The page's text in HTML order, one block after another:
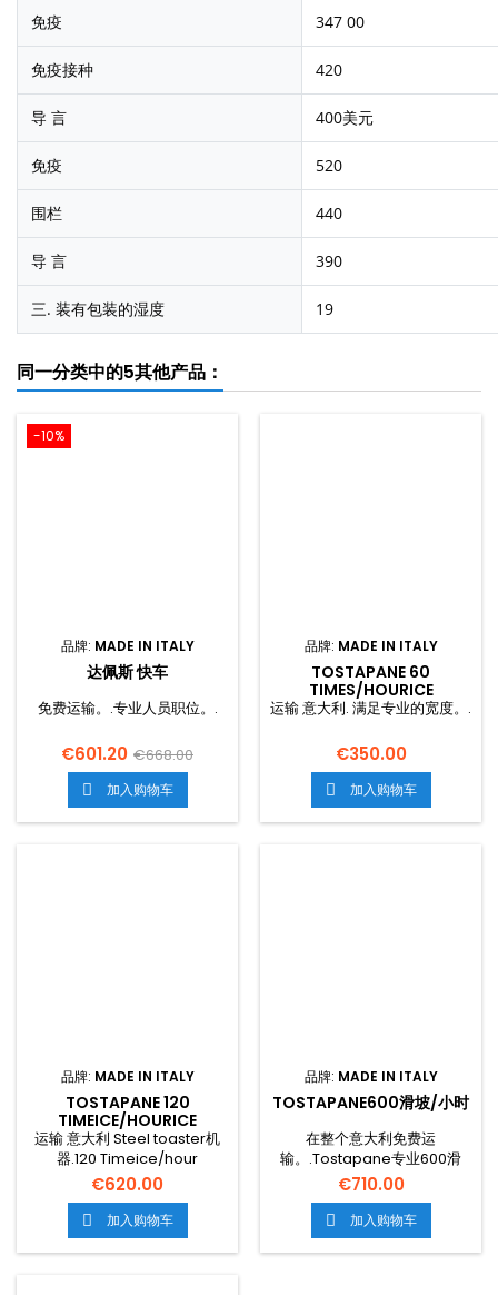
免疫
347 00
免疫接种 420
导 言 400美元
免疫 520
围栏 440
导 言 390
三. 装有包装的湿度 19
同一分类中的5其他产品：
-10%
品牌: MADE IN ITALY
达佩斯 快车
免费运输。.专业人员职位。.
€601.20 €668.00
 加入购物车
品牌: MADE IN ITALY
TOSTAPANE 60
TIMES/HOURICE
运输 意大利. 满足专业的宽度。.
€350.00
 加入购物车
品牌: MADE IN ITALY
TOSTAPANE 120
TIMEICE/HOURICE
运输 意大利 Steel toaster机
器.120 Timeice/hour
€620.00
 加入购物车
品牌: MADE IN ITALY
TOSTAPANE600滑坡/小时
在整个意大利免费运
输。.Tostapane专业600滑
坡/小时。.
€710.00
 加入购物车